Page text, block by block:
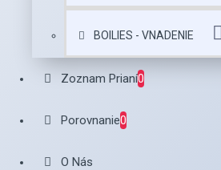
BOILIES - VNADENIE
Zoznam Prianí0
Porovnanie0
O Nás